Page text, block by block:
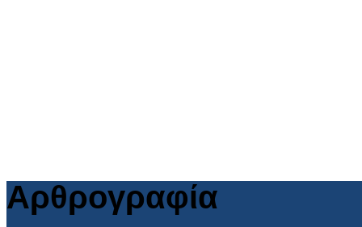
Αρθρογραφία